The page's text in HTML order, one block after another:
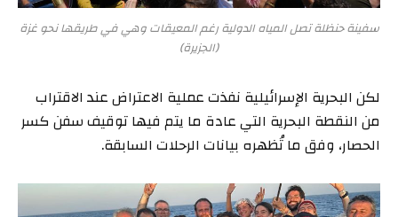
سفينة حنظلة تصل المياه الدولية رغم المعيقات وهي في طريقها نحو غزة
(الجزيرة)
لكن البحرية الإسرائيلية نفذت عملية الاعتراض عند الاقتراب
من النقطة البحرية التي عادة ما يتم فيها توقيف سفن كسر
الحصار، وفق ما تُظهره بيانات الرحلات السابقة.